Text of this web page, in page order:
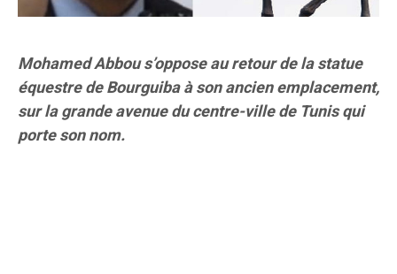
Mohamed Abbou s’oppose au retour de la statue
équestre de Bourguiba à son ancien emplacement,
sur la grande avenue du centre-ville de Tunis qui
porte son nom.